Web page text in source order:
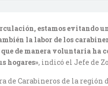
estamos evitando
la labor de los
de manera voluntaria ha
hogares», indicó el Jefe de
de Carabineros de la